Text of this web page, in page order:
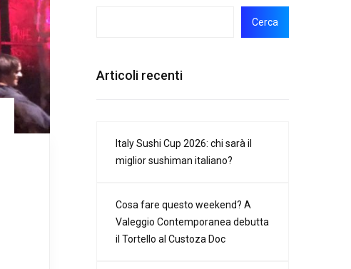
Cerca
Articoli recenti
Italy Sushi Cup 2026: chi sarà il
miglior sushiman italiano?
Cosa fare questo weekend? A
Valeggio Contemporanea debutta
il Tortello al Custoza Doc